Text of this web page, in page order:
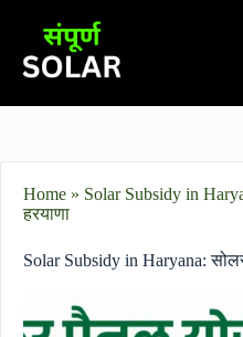
Home » Solar Subsidy in
हरयाणा
Solar Subsidy in Haryana: